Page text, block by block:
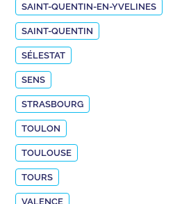
SAINT-QUENTIN-EN-YVELINES
SAINT-QUENTIN
SÉLESTAT
SENS
STRASBOURG
TOULON
TOULOUSE
TOURS
VALENCE